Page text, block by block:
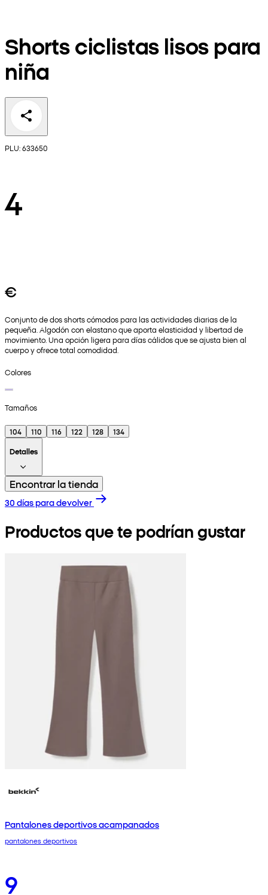
Shorts ciclistas lisos para
niña
PLU: 633650
4
€
Conjunto de dos shorts cómodos para las actividades diarias de la
pequeña. Algodón con elastano que aporta elasticidad y libertad de
movimiento. Una opción ligera para días cálidos que se ajusta bien al
cuerpo y ofrece total comodidad.
Colores
Tamaños
104 110 116 122 128
134
Detalles
Encontrar la tienda
30 días para devolver
Productos que te podrían gustar
Pantalones deportivos acampanados
pantalones deportivos
9